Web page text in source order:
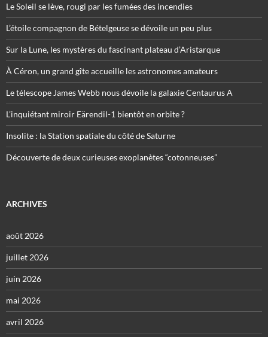
Le Soleil se lève, rougi par les fumées des incendies
L’étoile compagnon de Bételgeuse se dévoile un peu plus
Sur la Lune, les mystères du fascinant plateau d’Aristarque
À Céron, un grand gîte accueille les astronomes amateurs
Le télescope James Webb nous dévoile la galaxie Centaurus A
L’inquiétant miroir Eärendil-1 bientôt en orbite ?
Insolite : la Station spatiale du côté de Saturne
Découverte de deux curieuses exoplanètes “cotonneuses”
ARCHIVES
août 2026
juillet 2026
juin 2026
mai 2026
avril 2026